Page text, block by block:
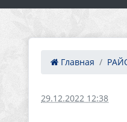
Главная
29.12.2022 12:38